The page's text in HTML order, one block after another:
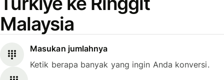
Malaysia
Masukan jumlahnya
Ketik berapa banyak yang ingin Anda konversi.